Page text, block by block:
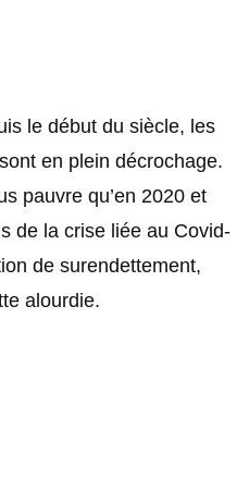
le début du siècle, les
en plein décrochage.
pauvre qu’en 2020 et
de la crise liée au Covid-
de surendettement,
alourdie.